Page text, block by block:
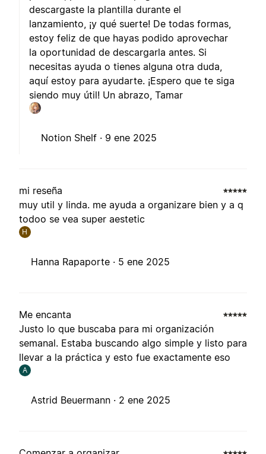
descargaste la plantilla durante el
lanzamiento, ¡y qué suerte! De todas formas,
estoy feliz de que hayas podido aprovechar
la oportunidad de descargarla antes. Si
necesitas ayuda o tienes alguna otra duda,
aquí estoy para ayudarte. ¡Espero que te siga
siendo muy útil! Un abrazo, Tamar
Notion Shelf · 9 ene 2025
mi reseña
muy util y linda. me ayuda a organizare bien y a q
todoo se vea super aestetic
H
Hanna Rapaporte · 5 ene 2025
Me encanta
Justo lo que buscaba para mi organización
semanal. Estaba buscando algo simple y listo para
llevar a la práctica y esto fue exactamente eso
A
Astrid Beuermann · 2 ene 2025